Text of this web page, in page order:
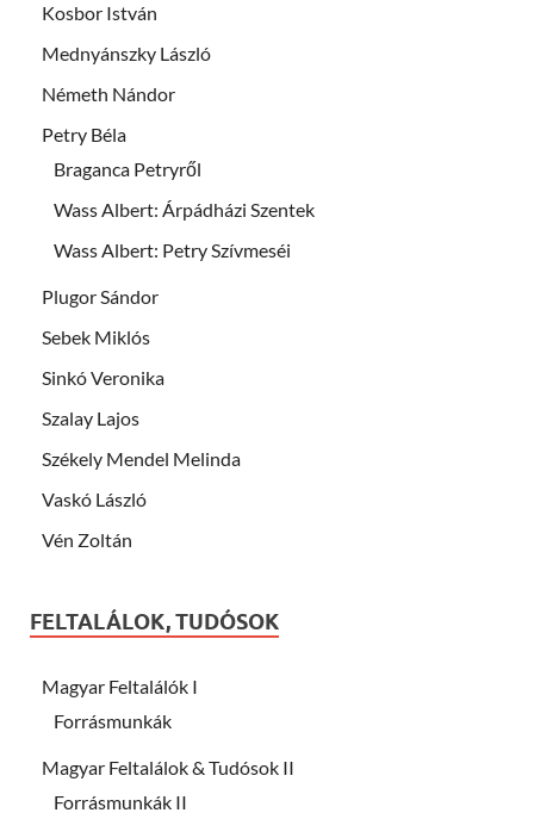
Kosbor István
Mednyánszky László
Németh Nándor
Petry Béla
Braganca Petryről
Wass Albert: Árpádházi Szentek
Wass Albert: Petry Szívmeséi
Plugor Sándor
Sebek Miklós
Sinkó Veronika
Szalay Lajos
Székely Mendel Melinda
Vaskó László
Vén Zoltán
FELTALÁLOK, TUDÓSOK
Magyar Feltalálók I
Forrásmunkák
Magyar Feltalálok & Tudósok II
Forrásmunkák II